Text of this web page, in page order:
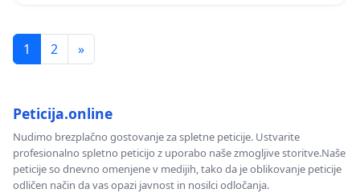
1 2 »
Peticija.online
Nudimo brezplačno gostovanje za spletne peticije. Ustvarite
profesionalno spletno peticijo z uporabo naše zmogljive storitve.Naše
peticije so dnevno omenjene v medijih, tako da je oblikovanje peticije
odličen način da vas opazi javnost in nosilci odločanja.